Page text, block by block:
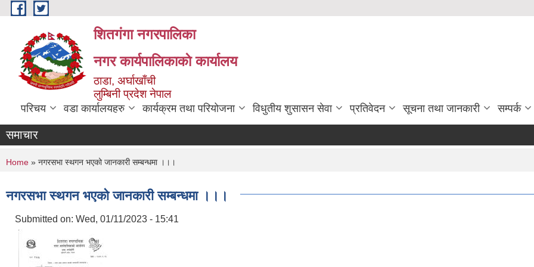
Skip to main content
शितगंगा नगरपालिका
नगर कार्यपालिकाकाे कार्यालय
ठाडा, अर्घाखाँची
लुम्बिनी प्रदेश नेपाल
परिचय वडा कार्यालयहरु कार्यक्रम तथा परियोजना विधुतीय शुसासन सेवा प्रतिवेदन सूचना तथा जानकारी सम्पर्क
समाचार
You are here
Home » नगरसभा स्थगन भएको जानकारी सम्बन्धमा ।।।
नगरसभा स्थगन भएको जानकारी सम्बन्धमा ।।।
Submitted on: Wed, 01/11/2023 - 15:41